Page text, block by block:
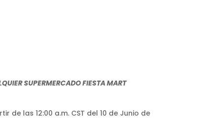
SUPERMERCADO FIESTA MART
de las 12:00 a.m. CST del 10 de Junio de